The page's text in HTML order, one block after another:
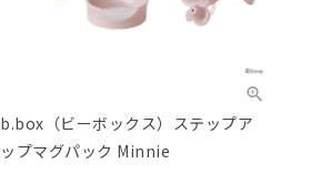
b.box（ビーボックス）ステップア
ップマグパック Minnie